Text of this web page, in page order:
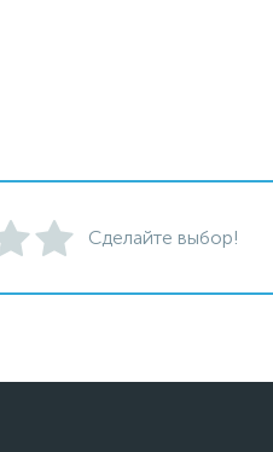
Сделайте выбор!